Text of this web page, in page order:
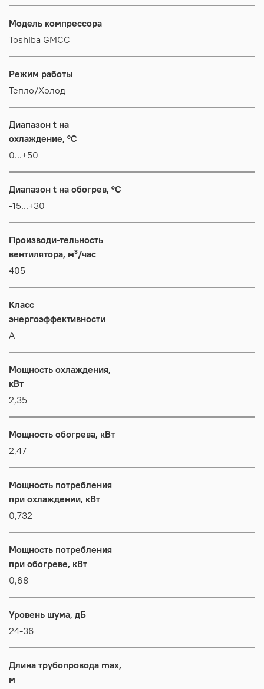
Модель компрессора
Toshiba GMCC
Режим работы
Тепло/Холод
Диапазон t на
охлаждение, °C
0...+50
Диапазон t на обогрев, °C
-15...+30
Производи-тельность
вентилятора, м³/час
405
Класс
энергоэффективности
А
Мощность охлаждения,
кВт
2,35
Мощность обогрева, кВт
2,47
Мощность потребления
при охлаждении, кВт
0,732
Мощность потребления
при обогреве, кВт
0,68
Уровень шума, дБ
24-36
Длина трубопровода max,
м